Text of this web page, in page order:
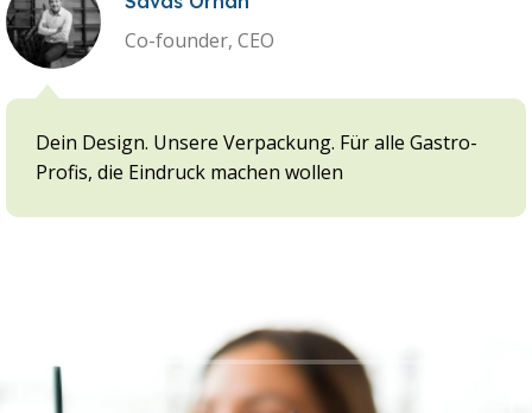
Co-founder, CEO
Dein Design. Unsere Verpackung. Für alle Gastro-
Profis, die Eindruck machen wollen